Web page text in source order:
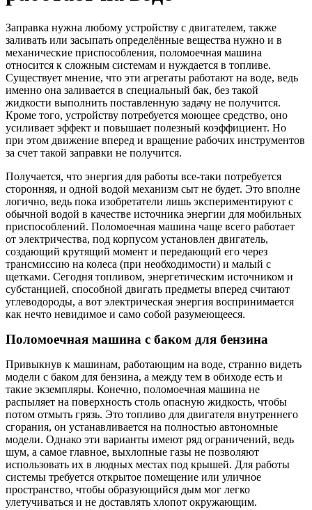
Заправка нужна любому устройству с двигателем, также
заливать или засыпать определённые вещества нужно и в
механические приспособления, поломоечная машина
относится к сложным системам и нуждается в топливе.
Существует мнение, что эти агрегаты работают на воде, ведь
именно она заливается в специальный бак, без такой
жидкости выполнить поставленную задачу не получится.
Кроме того, устройству потребуется моющее средство, оно
усиливает эффект и повышает полезный коэффициент. Но
при этом движение вперед и вращение рабочих инструментов
за счет такой заправки не получится.
Получается, что энергия для работы все-таки потребуется
сторонняя, и одной водой механизм сыт не будет. Это вполне
логично, ведь пока изобретатели лишь экспериментируют с
обычной водой в качестве источника энергии для мобильных
приспособлений. Поломоечная машина чаще всего работает
от электричества, под корпусом установлен двигатель,
создающий крутящий момент и передающий его через
трансмиссию на колеса (при необходимости) и малый с
щетками. Сегодня топливом, энергетическим источником и
субстанцией, способной двигать предметы вперед считают
углеводороды, а вот электрическая энергия воспринимается
как нечто невидимое и само собой разумеющееся.
Поломоечная машина с баком для бензина
Привыкнув к машинам, работающим на воде, странно видеть
модели с баком для бензина, а между тем в обиходе есть и
такие экземпляры. Конечно, поломоечная машина не
распыляет на поверхность столь опасную жидкость, чтобы
потом отмыть грязь. Это топливо для двигателя внутреннего
сгорания, он устанавливается на полностью автономные
модели. Однако эти варианты имеют ряд ограничений, ведь
шум, а самое главное, выхлопные газы не позволяют
использовать их в людных местах под крышей. Для работы
системы требуется открытое помещение или уличное
пространство, чтобы образующийся дым мог легко
улетучиваться и не доставлять хлопот окружающим.